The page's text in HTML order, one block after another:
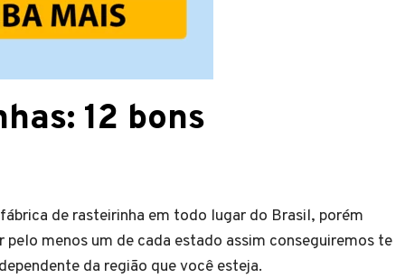
12 bons
de rasteirinha em todo lugar do Brasil, porém
menos um de cada estado assim conseguiremos te
da região que você esteja.